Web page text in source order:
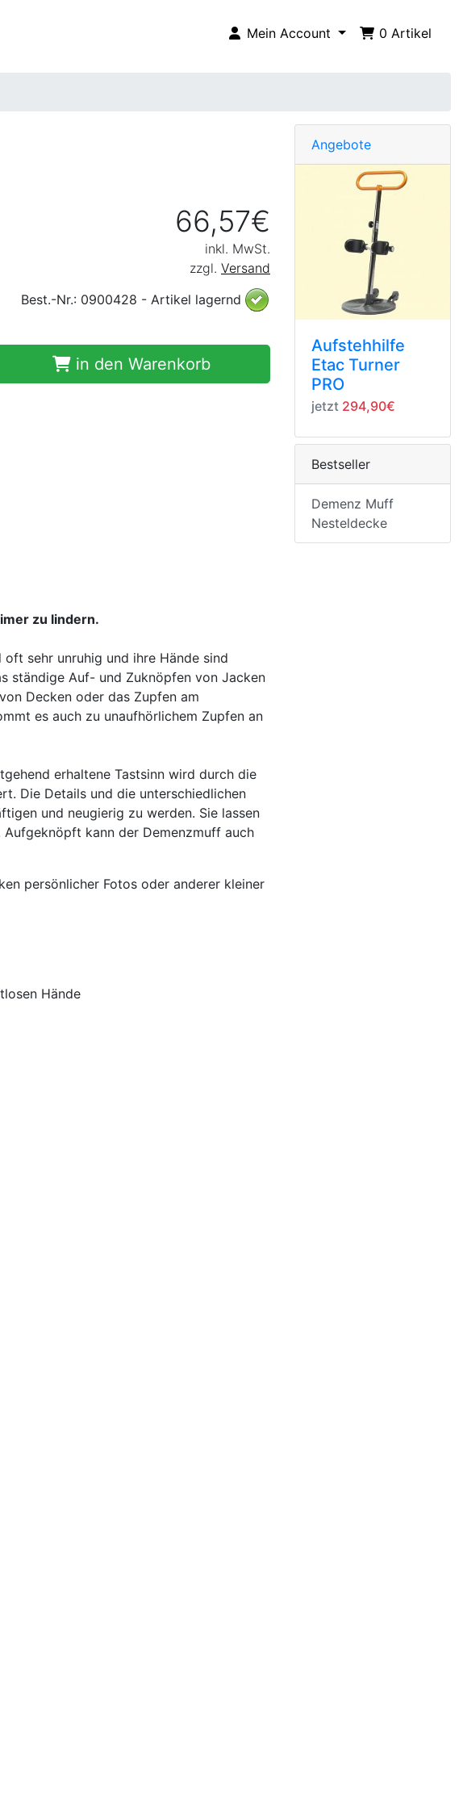
Mein Account 0 Artikel
66,57€
inkl. MwSt.
zzgl. Versand
Best.-Nr.: 0900428 - Artikel lagernd
in den Warenkorb
zu lindern.
sehr unruhig und ihre Hände sind
ständige Auf- und Zuknöpfen von Jacken
Decken oder das Zupfen am
es auch zu unaufhörlichem Zupfen an
erhaltene Tastsinn wird durch die
Die Details und die unterschiedlichen
und neugierig zu werden. Sie lassen
Aufgeknöpft kann der Demenzmuff auch
persönlicher Fotos oder anderer kleiner
Hände
Angebote
Aufstehhilfe
Etac Turner
PRO
jetzt 294,90€
Bestseller
Demenz Muff
Nesteldecke